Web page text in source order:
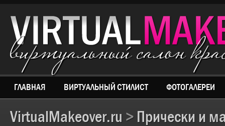
виртуальный салон
ГЛАВНАЯ ВИРТУАЛЬНЫЙ СТИЛИСТ ФОТОГАЛЕРЕИ
VirtualMakeover.ru > Прически и